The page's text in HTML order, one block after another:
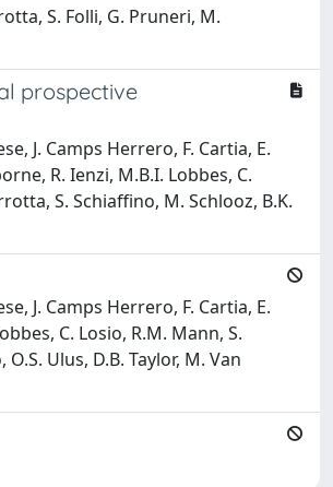
S. Folli, G. Pruneri, M.
prospective
J. Camps Herrero, F. Cartia, E.
R. Ienzi, M.B.I. Lobbes, C.
S. Schiaffino, M. Schlooz, B.K.
J. Camps Herrero, F. Cartia, E.
C. Losio, R.M. Mann, S.
Ulus, D.B. Taylor, M. Van